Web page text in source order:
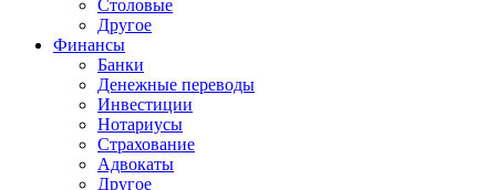
Столовые
Другое
Финансы
Банки
Денежные переводы
Инвестиции
Нотариусы
Страхование
Адвокаты
Другое